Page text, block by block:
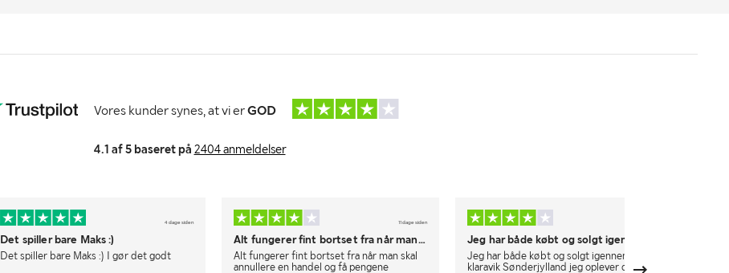
Vores kunder synes, at vi erGOD
4.1 af 5 baseret på 2404 anmeldelser
4 dage siden
Det spiller bare Maks :)
Det spiller bare Maks :) I gør det godt
11 dage siden
Alt fungerer fint bortset fra når man…
Alt fungerer fint bortset fra når man skal
annullere en handel og få pengene
Jeg har både købt og solgt igennem…
Jeg har både købt og solgt igennem
klaravik Sønderjylland jeg oplever det dog